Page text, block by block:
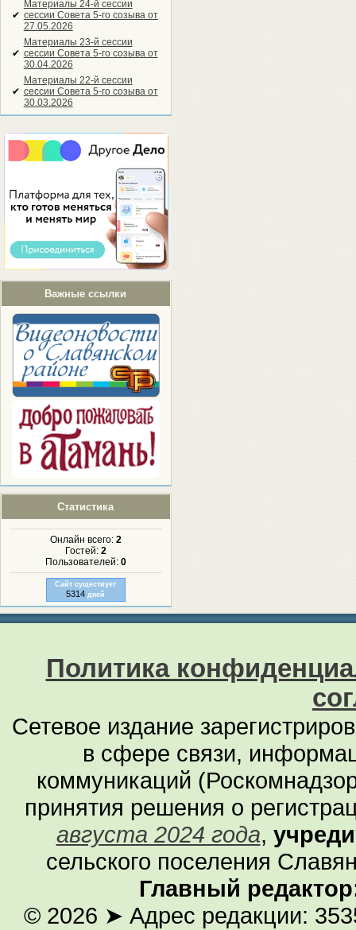
✔
Материалы 24-й сессии
сессии Совета 5-го созыва от
27.05.2026
✔
Материалы 23-й сессии
сессии Совета 5-го созыва от
30.04.2026
✔
Материалы 22-й сессии
сессии Совета 5-го созыва от
30.03.2026
Важные ссылки
Статистика
Онлайн всего: 2
Гостей: 2
Пользователей: 0
Сайт существует
5314 дней
Политика
Сетевое издание
в сфере связи,
коммуникаций
принятия решения о
августа 2024 года,
сельского поселения
Главный
© 2026 ➤ Адрес редакции: